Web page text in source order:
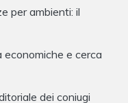
per ambienti: il
e cerca
dei coniugi